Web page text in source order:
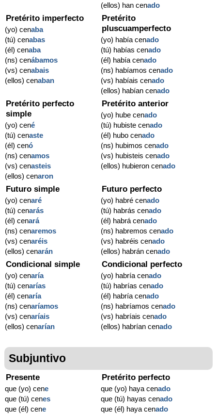
(ellos) han cenado
Pretérito imperfecto
(yo) cenaba
(tú) cenabas
(él) cenaba
(ns) cenábamos
(vs) cenabais
(ellos) cenaban
Pretérito
pluscuamperfecto
(yo) había cenado
(tú) habías cenado
(él) había cenado
(ns) habíamos cenado
(vs) habíais cenado
(ellos) habían cenado
Pretérito perfecto
simple
(yo) cené
(tú) cenaste
(él) cenó
(ns) cenamos
(vs) cenasteis
(ellos) cenaron
Pretérito anterior
(yo) hube cenado
(tú) hubiste cenado
(él) hubo cenado
(ns) hubimos cenado
(vs) hubisteis cenado
(ellos) hubieron cenado
Futuro simple
(yo) cenaré
(tú) cenarás
(él) cenará
(ns) cenaremos
(vs) cenaréis
(ellos) cenarán
Futuro perfecto
(yo) habré cenado
(tú) habrás cenado
(él) habrá cenado
(ns) habremos cenado
(vs) habréis cenado
(ellos) habrán cenado
Condicional simple
(yo) cenaría
(tú) cenarías
(él) cenaría
(ns) cenaríamos
(vs) cenaríais
(ellos) cenarían
Condicional perfecto
(yo) habría cenado
(tú) habrías cenado
(él) habría cenado
(ns) habríamos cenado
(vs) habríais cenado
(ellos) habrían cenado
Subjuntivo
Presente
que (yo) cene
que (tú) cenes
que (él) cene
Pretérito perfecto
que (yo) haya cenado
que (tú) hayas cenado
que (él) haya cenado